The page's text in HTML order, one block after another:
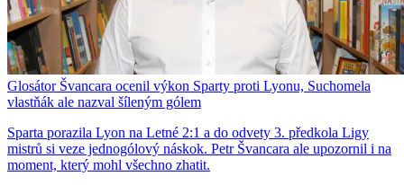
Glosátor Švancara ocenil výkon Sparty proti Lyonu, Suchomela
vlastňák ale nazval šíleným gólem
Sparta porazila Lyon na Letné 2:1 a do odvety 3. předkola Ligy
mistrů si veze jednogólový náskok. Petr Švancara ale upozornil i na
moment, který mohl všechno zhatit.